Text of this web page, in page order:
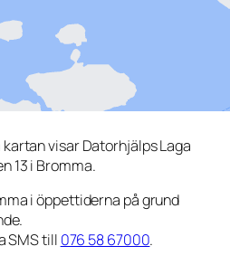
visar Datorhjälps Laga
13 i Bromma.
i öppettiderna på grund
SMS till 076 58 67000.